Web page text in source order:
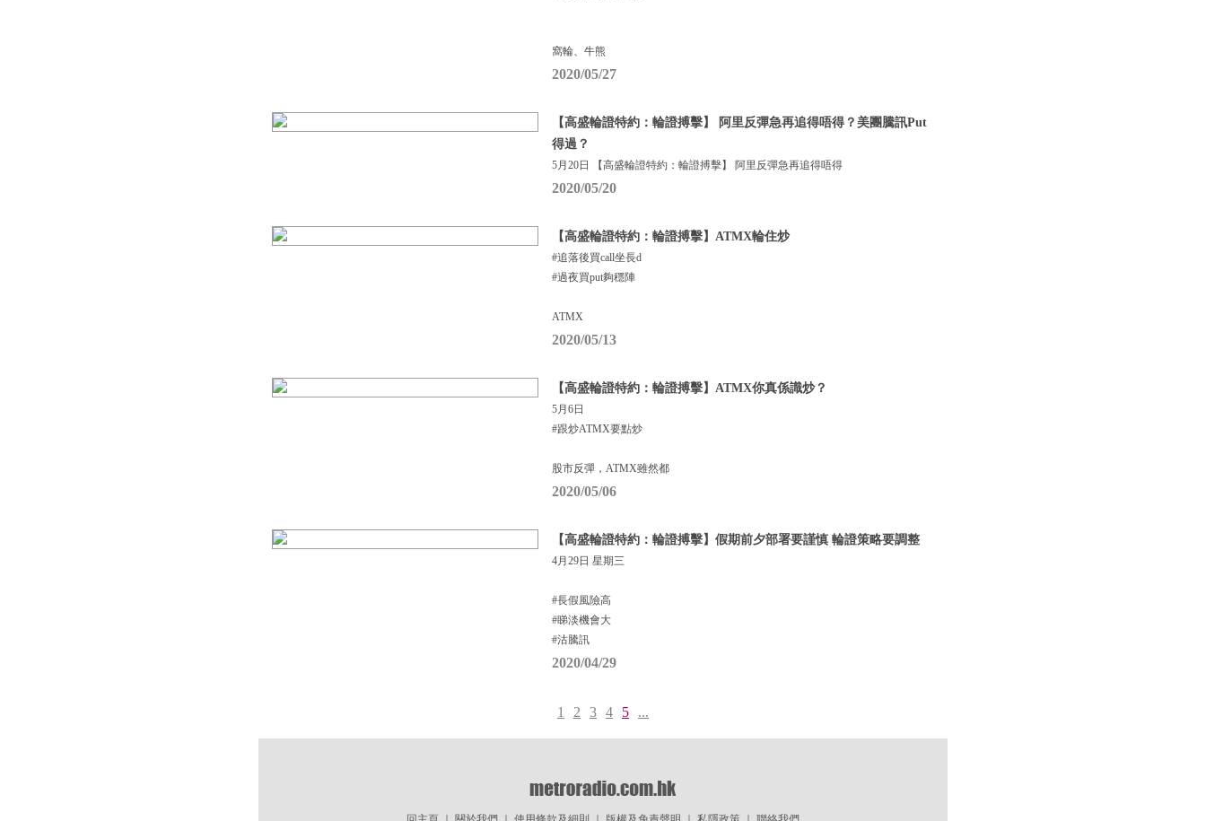
窩輪、牛熊
2020/05/27
【高盛輪證特約：輪證搏擊】 阿里反彈急再追得唔得？美團騰訊Put
得過？
5月20日 【高盛輪證特約：輪證搏擊】 阿里反彈急再追得唔得
2020/05/20
【高盛輪證特約：輪證搏擊】ATMX輪住炒
#追落後買call坐長d
#過夜買put夠穩陣
ATMX
2020/05/13
【高盛輪證特約：輪證搏擊】ATMX你真係識炒？
5月6日
#跟炒ATMX要點炒
股市反彈，ATMX雖然都
2020/05/06
【高盛輪證特約：輪證搏擊】假期前夕部署要謹慎 輪證策略要調整
4月29日 星期三
#長假風險高
#睇淡機會大
#沽騰訊
2020/04/29
1 2 3 4 5 ...